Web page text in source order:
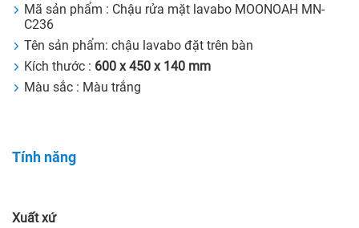
Mã sản phẩm : Chậu rửa mặt lavabo MOONOAH MN-
C236
Tên sản phẩm: chậu lavabo đặt trên bàn
Kích thước : 600 x 450 x 140 mm
Màu sắc : Màu trắng
Tính năng
Xuất xứ